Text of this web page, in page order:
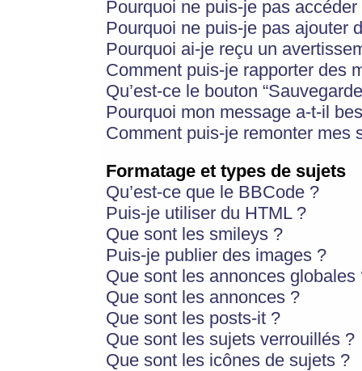
Pourquoi ne puis-je pas
Pourquoi ne puis-je pas ajouter
Pourquoi ai-je reçu un
Comment puis-je rapporter des
Qu’est-ce le bouton
Pourquoi mon message a-t-il
Comment puis-je remonter mes
Formatage et types de sujets
Qu’est-ce que le BBCode ?
Puis-je utiliser du HTML ?
Que sont les smileys ?
Puis-je publier des images ?
Que sont les annonces globales
Que sont les annonces ?
Que sont les posts-it ?
Que sont les sujets verrouillés ?
Que sont les icônes de sujets ?